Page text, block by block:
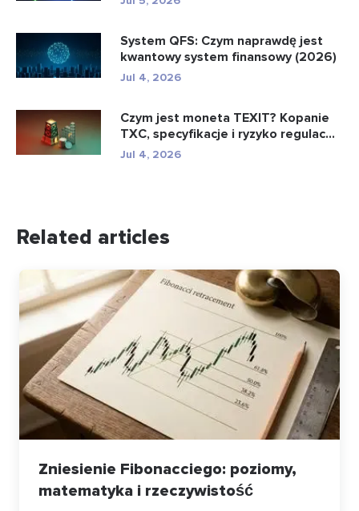
System QFS: Czym naprawdę jest
kwantowy system finansowy (2026)
Jul 4, 2026
Czym jest moneta TEXIT? Kopanie
TXC, specyfikacje i ryzyko regulac...
Jul 4, 2026
Related articles
Zniesienie Fibonacciego: poziomy,
matematyka i rzeczywistość